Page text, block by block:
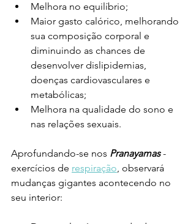
Melhora no equilíbrio;
Maior gasto calórico, melhorando
sua composição corporal e
diminuindo as chances de
desenvolver dislipidemias,
doenças cardiovasculares e
metabólicas;
Melhora na qualidade do sono e
nas relações sexuais.
Aprofundando-se nos Pranayamas -
exercícios de respiração, observará
mudanças gigantes acontecendo no
seu interior: